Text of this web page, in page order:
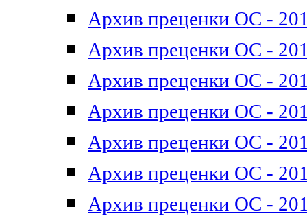
Архив преценки ОС -
Архив преценки ОС -
Архив преценки ОС -
Архив преценки ОС -
Архив преценки ОС -
Архив преценки ОС -
Архив преценки ОС -